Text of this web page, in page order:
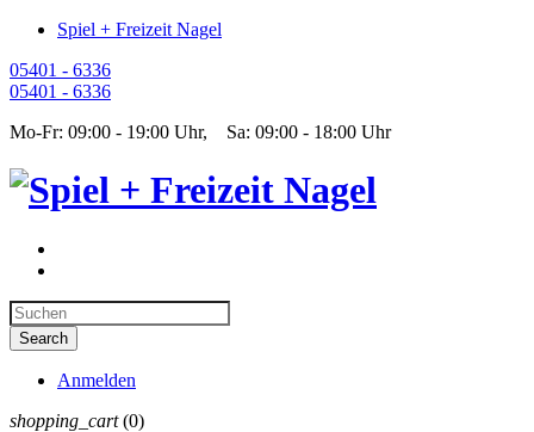
Spiel + Freizeit Nagel
05401 - 6336
05401 - 6336
Mo-Fr: 09:00 - 19:00 Uhr, Sa: 09:00 - 18:00 Uhr
Anmelden
shopping_cart (0)